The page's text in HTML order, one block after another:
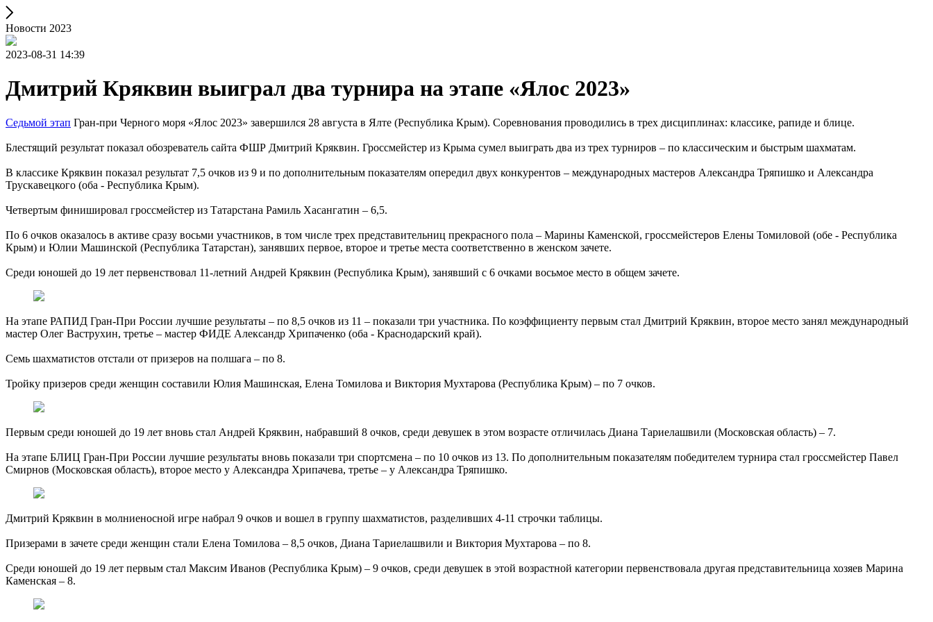
Новости 2023
2023-08-31 14:39
Дмитрий Кряквин выиграл два турнира на этапе «Ялос 2023»
Седьмой этап Гран-при Черного моря «Ялос 2023» завершился 28 августа в Ялте (Республика Крым). Соревнования проводились в трех дисциплинах: классике, рапиде и блице.
Блестящий результат показал обозреватель сайта ФШР Дмитрий Кряквин. Гроссмейстер из Крыма сумел выиграть два из трех турниров – по классическим и быстрым шахматам.
В классике Кряквин показал результат 7,5 очков из 9 и по дополнительным показателям опередил двух конкурентов – международных мастеров Александра Тряпишко и Александра
Трускавецкого (оба - Республика Крым).
Четвертым финишировал гроссмейстер из Татарстана Рамиль Хасангатин – 6,5.
По 6 очков оказалось в активе сразу восьми участников, в том числе трех представительниц прекрасного пола – Марины Каменской, гроссмейстеров Елены Томиловой (обе - Республика
Крым) и Юлии Машинской (Республика Татарстан), занявших первое, второе и третье места соответственно в женском зачете.
Среди юношей до 19 лет первенствовал 11-летний Андрей Кряквин (Республика Крым), занявший с 6 очками восьмое место в общем зачете.
На этапе РАПИД Гран-При России лучшие результаты – по 8,5 очков из 11 – показали три участника. По коэффициенту первым стал Дмитрий Кряквин, второе место занял международный
мастер Олег Ваструхин, третье – мастер ФИДЕ Александр Хрипаченко (оба - Краснодарский край).
Семь шахматистов отстали от призеров на полшага – по 8.
Тройку призеров среди женщин составили Юлия Машинская, Елена Томилова и Виктория Мухтарова (Республика Крым) – по 7 очков.
Первым среди юношей до 19 лет вновь стал Андрей Кряквин, набравший 8 очков, среди девушек в этом возрасте отличилась Диана Тариелашвили (Московская область) – 7.
На этапе БЛИЦ Гран-При России лучшие результаты вновь показали три спортсмена – по 10 очков из 13. По дополнительным показателям победителем турнира стал гроссмейстер Павел
Смирнов (Московская область), второе место у Александра Хрипачева, третье – у Александра Тряпишко.
Дмитрий Кряквин в молниеносной игре набрал 9 очков и вошел в группу шахматистов, разделивших 4-11 строчки таблицы.
Призерами в зачете среди женщин стали Елена Томилова – 8,5 очков, Диана Тариелашвили и Виктория Мухтарова – по 8.
Среди юношей до 19 лет первым стал Максим Иванов (Республика Крым) – 9 очков, среди девушек в этой возрастной категории первенствовала другая представительница хозяев Марина
Каменская – 8.